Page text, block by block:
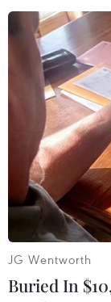
#Asian Cup
#Đội tuyển Liban
Theo dõi
Afif lập
JG Wentworth
Buried In